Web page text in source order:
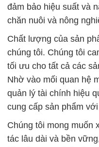
đảm bảo hiệu suất và
chăn nuôi và nông
Chất lượng của sản
chúng tôi. Chúng tôi
tối ưu cho tất cả các
Nhờ vào mối quan hệ
quản lý tài chính hiệu
cung cấp sản phẩm
Chúng tôi mong muốn
tác lâu dài và bền